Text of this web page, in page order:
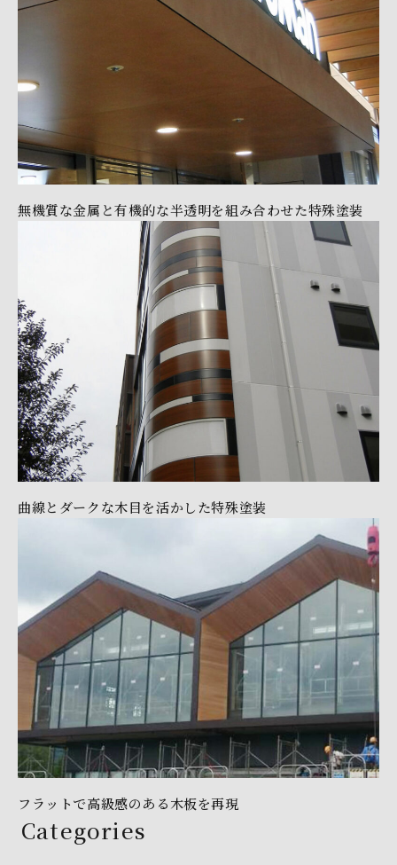
無機質な金属と有機的な半透明を組み合わせた特殊塗装
曲線とダークな木目を活かした特殊塗装
フラットで高級感のある木板を再現
Categories